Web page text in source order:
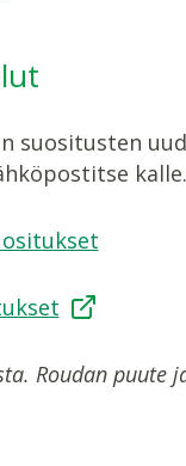
suositusten
Roudan